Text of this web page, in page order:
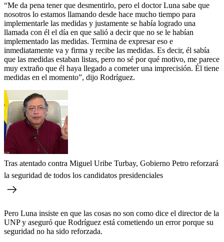
“Me da pena tener que desmentirlo, pero el doctor Luna sabe que
nosotros lo estamos llamando desde hace mucho tiempo para
implementarle las medidas y justamente se había logrado una
llamada con él el día en que salió a decir que no se le habían
implementado las medidas. Termina de expresar eso e
inmediatamente va y firma y recibe las medidas. Es decir, él sabía
que las medidas estaban listas, pero no sé por qué motivo, me parece
muy extraño que él haya llegado a cometer una imprecisión. Él tiene
medidas en el momento”, dijo Rodríguez.
Tras atentado contra Miguel Uribe Turbay, Gobierno Petro reforzará
la seguridad de todos los candidatos presidenciales
Pero Luna insiste en que las cosas no son como dice el director de la
UNP y aseguró que Rodríguez está cometiendo un error porque su
seguridad no ha sido reforzada.